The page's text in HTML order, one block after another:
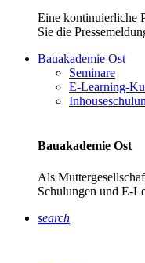
Eine kontinuierliche
Sie die
Bauakademie Ost
Seminare
E-Learning-
Bauakademie Ost
Als
Schulungen und E-
search